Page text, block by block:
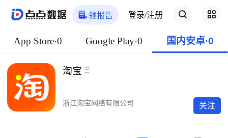
领报告 登录/注册
App Store·0 Google Play·0 国内安卓·0
淘宝
浙江淘宝网络有限公司 关注